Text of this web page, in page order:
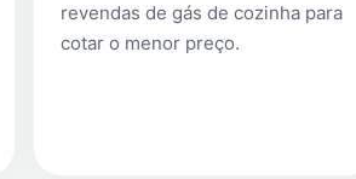
revendas de gás de cozinha para
cotar o menor preço.